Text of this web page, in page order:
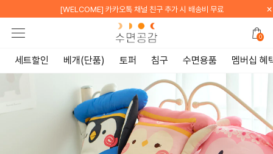
× [WELCOME] 지금 가입하면 전 품목
0
세트할인 베개(단품) 토퍼 침구 수면용품 멤버십 혜